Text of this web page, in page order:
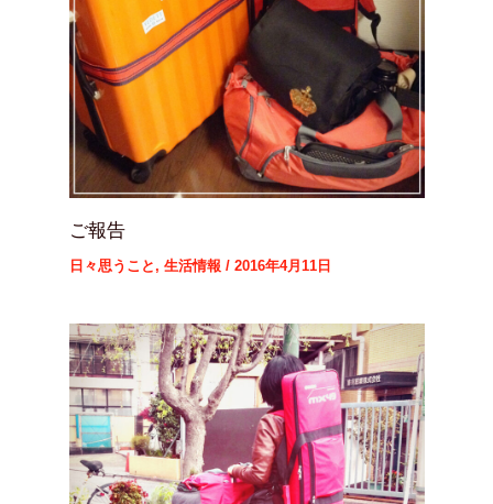
ご報告
日々思うこと , 生活情報 / 2016年4月11日